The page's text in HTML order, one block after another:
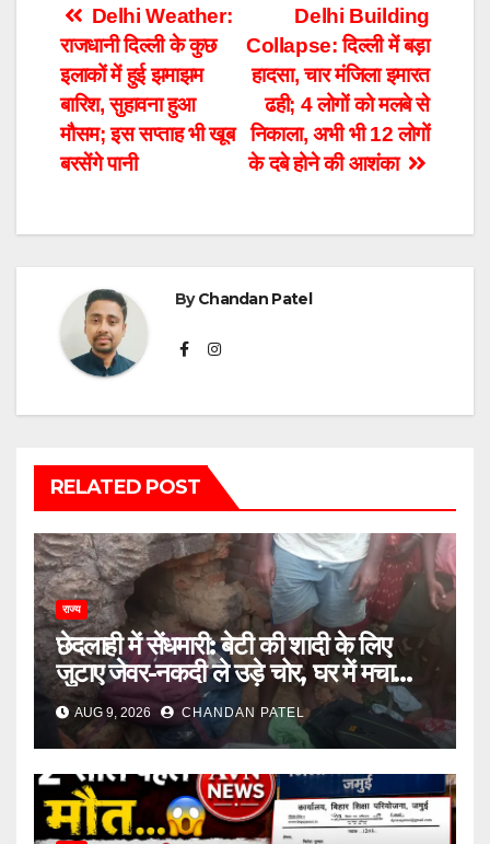
Post
navigation
Delhi Building
Collapse: दिल्ली में बड़ा
हादसा, चार मंजिला इमारत
ढही; 4 लोगों को मलबे से
निकाला, अभी भी 12 लोगों
के दबे होने की आशंका
Delhi Weather:
राजधानी दिल्ली के कुछ
इलाकों में हुई झमाझम
बारिश, सुहावना हुआ
मौसम; इस सप्ताह भी खूब
बरसेंगे पानी
ByChandan Patel
RELATED POST
राज्य
छेदलाही में सेंधमारी: बेटी की शादी के लिए
जुटाए जेवर-नकदी ले उड़े चोर, घर में मचा
कोहराम
AUG 9, 2026 CHANDAN PATEL